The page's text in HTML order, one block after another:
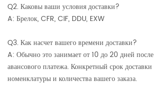
Q2. Каковы ваши условия доставки?
A: Брелок, CFR, CIF, DDU, EXW
Q3. Как насчет вашего времени доставки?
A: Обычно это занимает от 10 до 20 дней
авансового платежа. Конкретный срок доставки
номенклатуры и количества вашего заказа.